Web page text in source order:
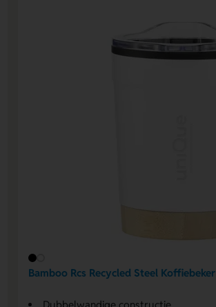
Bamboo Rcs Recycled Steel Koffiebeker